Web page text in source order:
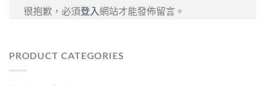
很抱歉，必須登入網站才能發佈留言。
PRODUCT CATEGORIES